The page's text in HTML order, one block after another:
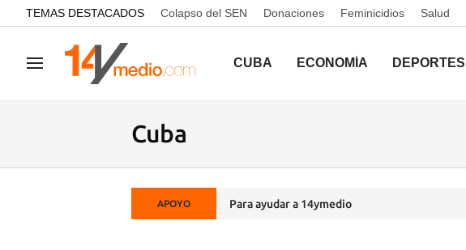
common.go-to-content
TEMAS DESTACADOS Colapso del SEN Donaciones Feminicidios Salud
Navegación CUBA ECONOMÍA DEPORTES
Cuba
APOYO Para ayudar a 14ymedio